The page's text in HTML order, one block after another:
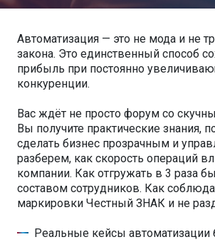
Автоматизация — это не мода и не
закона. Это единственный способ
прибыль при постоянно
конкуренции.
Вас ждёт не просто форум со
Вы получите практические знания,
сделать бизнес прозрачным и
разберем, как скорость операций
компании. Как отгружать в 3 раза
составом сотрудников. Как
маркировки Честный ЗНАК и не
Реальные кейсы автоматизации